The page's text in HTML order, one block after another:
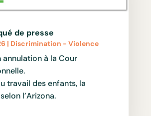
de presse
| Discrimination - Violence
annulation à la Cour
travail des enfants, la
l’Arizona.